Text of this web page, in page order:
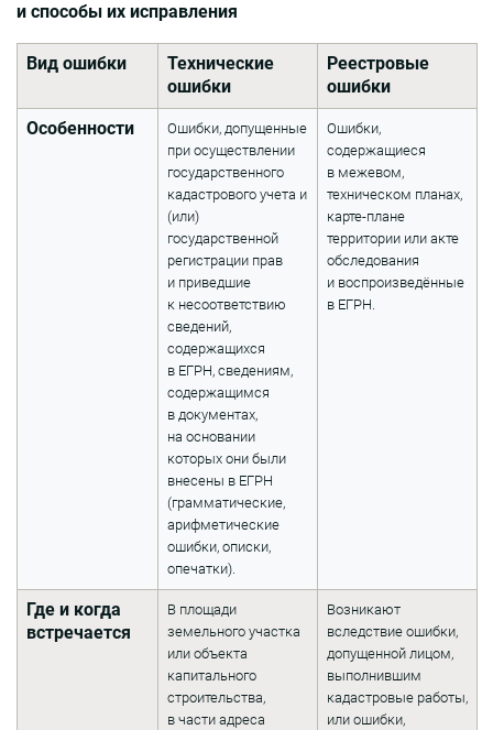
и способы их исправления
Вид ошибки
Технические
ошибки
Реестровые
ошибки
Особенности
Ошибки, допущенные
при осуществлении
государственного
кадастрового учета и
(или)
государственной
регистрации прав
и приведшие
к несоответствию
сведений,
содержащихся
в ЕГРН, сведениям,
содержащимся
в документах,
на основании
которых они были
внесены в ЕГРН
(грамматические,
арифметические
ошибки, описки,
опечатки).
Ошибки,
содержащиеся
в межевом,
техническом планах,
карте-плане
территории или акте
обследования
и воспроизведённые
в ЕГРН.
Где и когда
встречается
В площади
земельного участка
или объекта
капитального
строительства,
в части адреса
Возникают
вследствие ошибки,
допущенной лицом,
выполнившим
кадастровые работы,
или ошибки,